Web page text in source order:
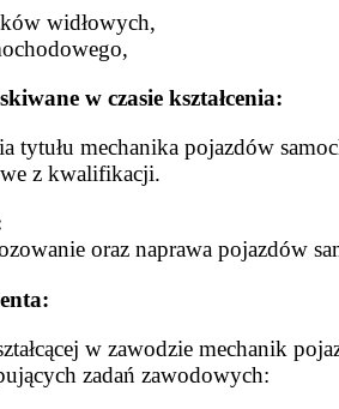
widłowych,
w czasie kształcenia:
tytułu mechanika pojazdów
z kwalifikacji.
oraz naprawa pojazdów
w zawodzie mechanik
zadań zawodowych: